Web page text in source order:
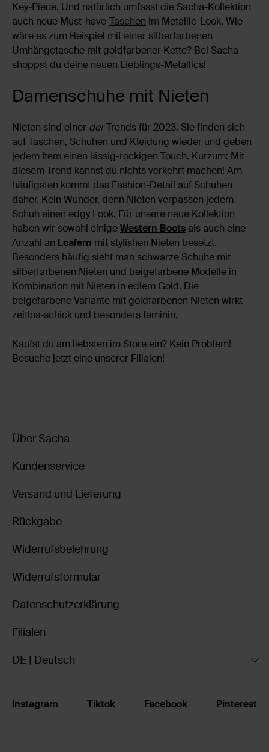
Key-Piece. Und natürlich umfasst die Sacha-Kollektion
auch neue Must-have-Taschen im Metallic-Look. Wie
wäre es zum Beispiel mit einer silberfarbenen
Umhängetasche mit goldfarbener Kette? Bei Sacha
shoppst du deine neuen Lieblings-Metallics!
Damenschuhe mit Nieten
Nieten sind einer derTrends für 2023. Sie finden sich
auf Taschen, Schuhen und Kleidung wieder und geben
jedem Item einen lässig-rockigen Touch. Kurzum: Mit
diesem Trend kannst du nichts verkehrt machen! Am
häufigsten kommt das Fashion-Detail auf Schuhen
daher. Kein Wunder, denn Nieten verpassen jedem
Schuh einen edgy Look. Für unsere neue Kollektion
haben wir sowohl einigeWestern Boots als auch eine
Anzahl an Loafern mit stylishen Nieten besetzt.
Besonders häufig sieht man schwarze Schuhe mit
silberfarbenen Nieten und beigefarbene Modelle in
Kombination mit Nieten in edlem Gold. Die
beigefarbene Variante mit goldfarbenen Nieten wirkt
zeitlos-schick und besonders feminin.
Kaufst du am liebsten im Store ein? Kein Problem!
Besuche jetzt eine unserer Filialen!
Über Sacha
Kundenservice
Versand und Lieferung
Rückgabe
Widerrufsbelehrung
Widerrufsformular
Datenschutzerklärung
Filialen
DE | Deutsch
Instagram Tiktok Facebook Pinterest